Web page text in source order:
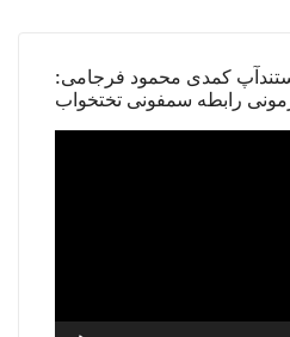
کمدی محمود فرجامی:
رابطه سمفونی تختخواب